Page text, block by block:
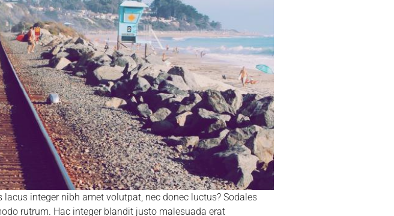
integer nibh amet volutpat, nec donec luctus? Sodales
rutrum. Hac integer blandit justo malesuada erat